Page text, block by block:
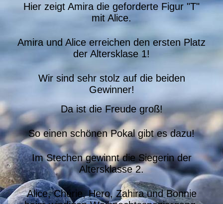
Hier zeigt Amira die geforderte Figur "T"
mit Alice.
Amira und Alice erreichen den ersten Platz
der Altersklase 1!
Wir sind sehr stolz auf die beiden
Gewinner!
Da ist die Freude groß!
So einen schönen Pokal gibt es dazu!
Im Stechen gewinnt die Siegerin der
Altersklasse 2.
Alice, Chérie, Hero, Zahira und Bonnie